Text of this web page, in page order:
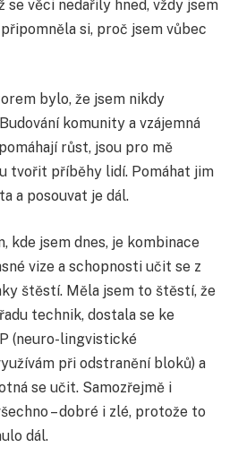
se věci nedařily hned, vždy jsem
si, proč jsem vůbec
bylo, že jsem nikdy
komunity a vzájemná
růst, jsou pro mě
tvořit příběhy lidí. Pomáhat jim
a posouvat je dál.
kde jsem dnes, je kombinace
vize a schopnosti učit se z
štěstí. Měla jsem to štěstí, že
technik, dostala se ke
(neuro-lingvistické
při odstranění bloků) a
se učit. Samozřejmě i
– dobré i zlé, protože to
dál.